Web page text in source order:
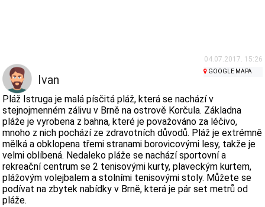
Webkamery
Seznamte se s Chorvatskem
Muzea
04.07.2017. 15:26
Ivan
GOOGLE MAPA
Pláž Istruga je malá písčitá pláž, která se nachází v
stejnojmenném zálivu v Brně na ostrově Korčula. Základna
pláže je vyrobena z bahna, které je považováno za léčivo,
mnoho z nich pochází ze zdravotních důvodů. Pláž je extrémně
mělká a obklopena třemi stranami borovicovými lesy, takže je
velmi oblíbená. Nedaleko pláže se nachází sportovní a
rekreační centrum se 2 tenisovými kurty, plaveckým kurtem,
plážovým volejbalem a stolními tenisovými stoly. Můžete se
podívat na zbytek nabídky v Brně, která je pár set metrů od
pláže.